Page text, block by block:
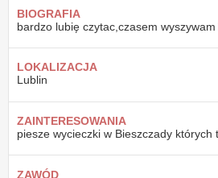
BIOGRAFIA
bardzo lubię czytac,czasem
LOKALIZACJA
Lublin
ZAINTERESOWANIA
piesze wycieczki w Bieszczady których
ZAWÓD